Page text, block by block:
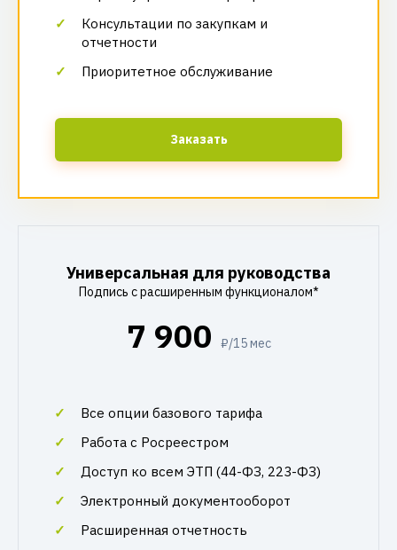
Консультации по закупкам и
отчетности
Приоритетное обслуживание
Заказать
Универсальная для руководства
Подпись с расширенным функционалом*
7 900 ₽/15 мес
Все опции базового тарифа
Работа с Росреестром
Доступ ко всем ЭТП (44-ФЗ, 223-ФЗ)
Электронный документооборот
Расширенная отчетность